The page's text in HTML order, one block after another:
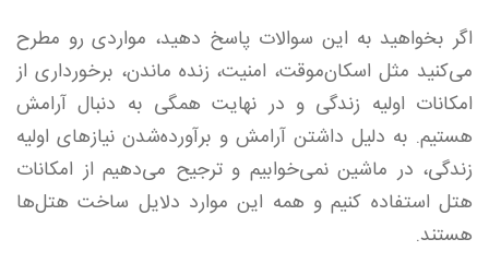
اگر بخواهید به این سوالات پاسخ دهید، مواردی رو مطرح
می‌کنید مثل اسکان‌موقت، امنیت، زنده ماندن، برخورداری از
امکانات اولیه زندگی و در نهایت همگی به دنبال آرامش
هستیم. به دلیل داشتن آرامش و برآورده‌شدن نیازهای اولیه
زندگی، در ماشین نمی‌خوابیم و ترجیح می‌دهیم از امکانات
هتل استفاده کنیم و همه این‌ موارد دلایل ساخت هتل‌ها
هستند.